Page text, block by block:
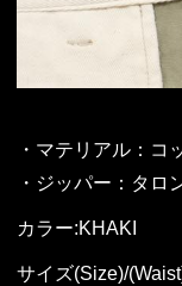
・マテリアル：コ
・ジッパー：タロ
カラー:KHAKI
サイズ(Size)/